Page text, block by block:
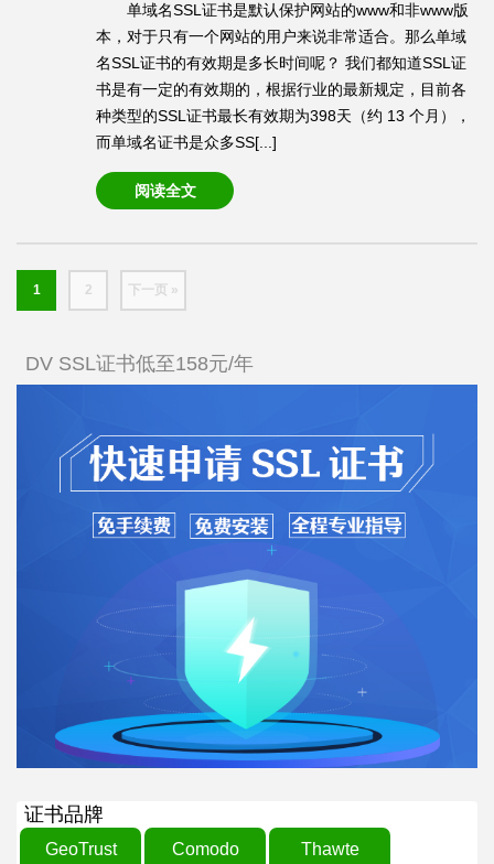
单域名SSL证书是默认保护网站的www和非www版
本，对于只有一个网站的用户来说非常适合。那么单域
名SSL证书的有效期是多长时间呢？ 我们都知道SSL证
书是有一定的有效期的，根据行业的最新规定，目前各
种类型的SSL证书最长有效期为398天（约 13 个月），
而单域名证书是众多SS[...]
阅读全文
1 2 下一页 »
DV SSL证书低至158元/年
证书品牌
GeoTrust Comodo Thawte